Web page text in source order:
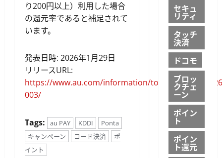
り200円以上）利用した場合
の還元率であると補足されて
います。
発表日時: 2026年1月29日
リリースURL:
https://www.au.com/information/topic/content/
003/
Tags: au PAY KDDI
Ponta
キャンペーン
コード決済
ポ
イント
セキュ
リティ
タッチ
決済
ドコモ
ブロッ
クチェ
ーン
ポイン
ト
ポイン
ト還元